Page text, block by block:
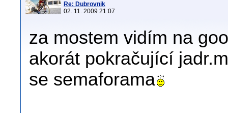
Re: Dubrovnik
02. 11. 2009 21:07
za mostem vidím na
akorát pokračující
se semaforama